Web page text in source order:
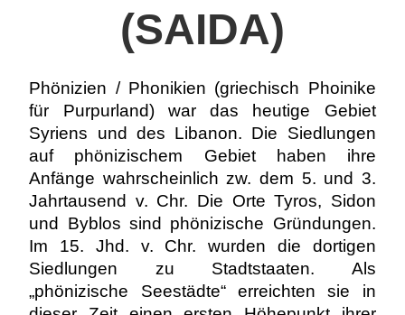
(SAIDA)
Phönizien / Phonikien (griechisch Phoinike
für Purpurland) war das heutige Gebiet
Syriens und des Libanon. Die Siedlungen
auf phönizischem Gebiet haben ihre
Anfänge wahrscheinlich zw. dem 5. und 3.
Jahrtausend v. Chr. Die Orte Tyros, Sidon
und Byblos sind phönizische Gründungen.
Im 15. Jhd. v. Chr. wurden die dortigen
Siedlungen zu Stadtstaaten. Als
„phönizische Seestädte“ erreichten sie in